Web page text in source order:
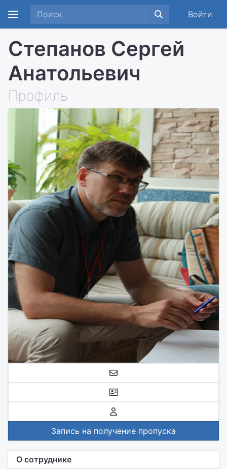
Войти
Степанов Сергей
Анатольевич
Профиль
Запись на получение пропуска
О сотруднике